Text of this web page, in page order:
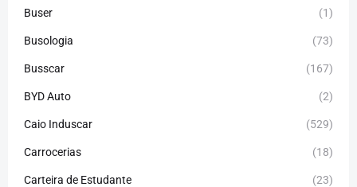
Buser (1)
Busologia (73)
Busscar (167)
BYD Auto (2)
Caio Induscar (529)
Carrocerias (18)
Carteira de Estudante (23)